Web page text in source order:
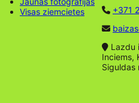
Visas ziemcietes
+371
Lazdu
Inciems,
Siguldas